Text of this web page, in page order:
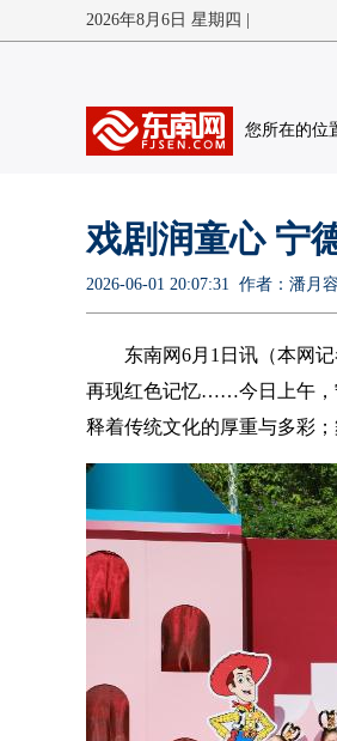
2026年8月6日 星期四 |
您所在的位
戏剧润童心 宁
2026-06-01 20:07:31 作者：潘
东南网6月1日讯（本网
再现红色记忆……今日上午，
释着传统文化的厚重与多彩